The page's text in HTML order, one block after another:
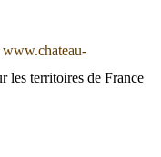
www.chateau-
les territoires de France